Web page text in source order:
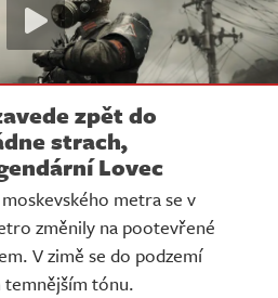
zpět do
strach,
Lovec
metra se v
změnily na pootevřené
V zimě se do podzemí
tónu.